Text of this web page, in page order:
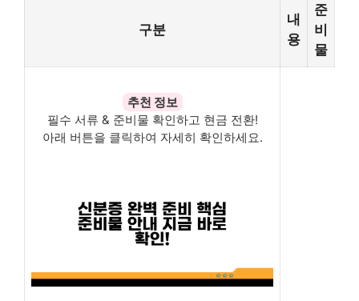
구분
내
용
준
비
물
추천 정보
필수 서류 & 준비물 확인하고 현금 전환!
아래 버튼을 클릭하여 자세히 확인하세요.